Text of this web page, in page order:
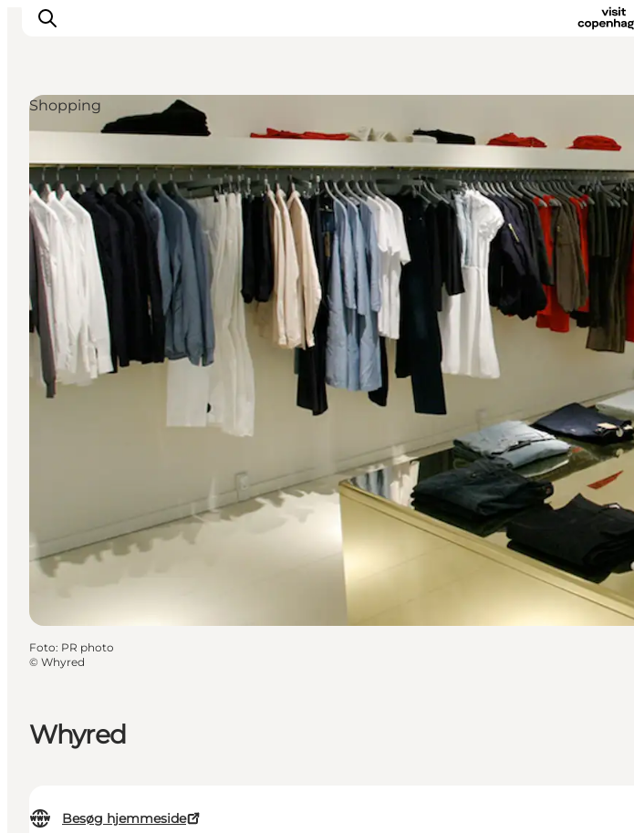
Aktiviteter
Spis & drik
Områder
Planlæg din tur
CopenPay
Copenhagen Card
Whyred
Besøg hjemmeside
Shopping
Foto: PR photo
© Whyred